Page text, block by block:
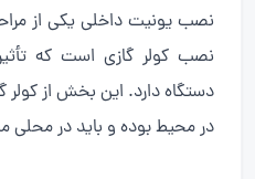
نصب یونیت داخلی یکی از
نصب کولر گازی است که
دستگاه دارد. این بخش از
در محیط بوده و باید در